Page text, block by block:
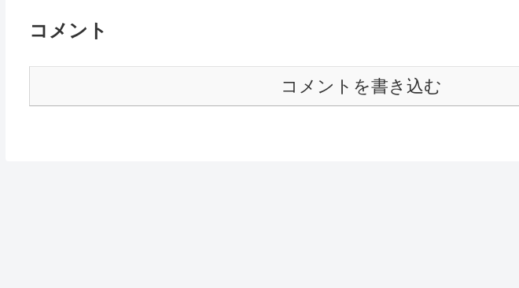
コメント
コメントを書き込む